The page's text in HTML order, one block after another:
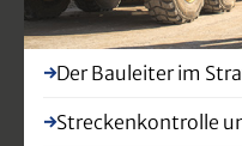
Der Bauleiter im
Streckenkontrolle